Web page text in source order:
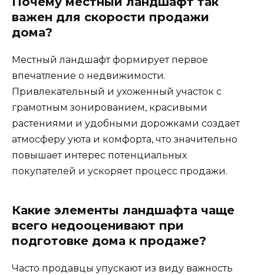
важен для скорости продажи
дома?
Местный ландшафт формирует первое
впечатление о недвижимости.
Привлекательный и ухоженный участок с
грамотным зонированием, красивыми
растениями и удобными дорожками создает
атмосферу уюта и комфорта, что значительно
повышает интерес потенциальных
покупателей и ускоряет процесс продажи.
Какие элементы ландшафта чаще
всего недооценивают при
подготовке дома к продаже?
Часто продавцы упускают из виду важность